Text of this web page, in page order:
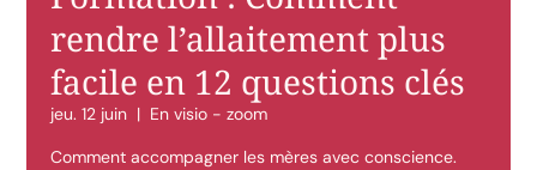
rendre l’allaitement plus
facile en 12 questions clés
jeu. 12 juin
  |
En visio - zoom
Comment accompagner les mères avec conscience.